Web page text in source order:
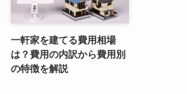
一軒家を建てる費用相場
は？費用の内訳から費用別
の特徴を解説